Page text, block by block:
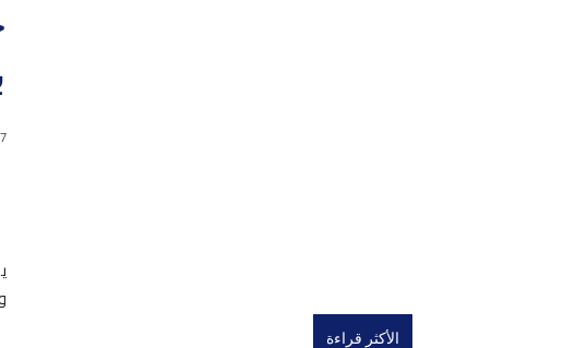
10
الأكثر قراءة